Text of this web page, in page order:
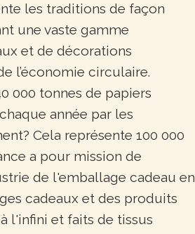
les traditions de façon
une vaste gamme
et de décorations
l’économie circulaire.
000 tonnes de papiers
année par les
Cela représente 100 000
a pour mission de
de l'emballage cadeau en
cadeaux et des produits
l'infini et faits de tissus